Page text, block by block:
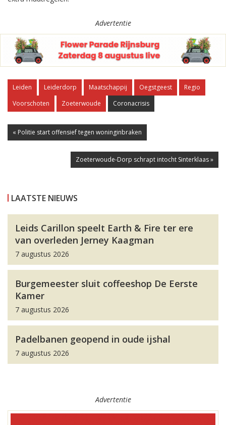
Advertentie
Leiden Leiderdorp Maatschappij Oegstgeest
Regio
Voorschoten
Zoeterwoude Coronacrisis
« Politie start offensief tegen woninginbraken
Zoeterwoude-Dorp schrapt intocht Sinterklaas »
LAATSTE NIEUWS
Leids Carillon speelt Earth & Fire ter ere
van overleden Jerney Kaagman
7 augustus 2026
Burgemeester sluit coffeeshop De Eerste
Kamer
7 augustus 2026
Padelbanen geopend in oude ijshal
7 augustus 2026
Advertentie